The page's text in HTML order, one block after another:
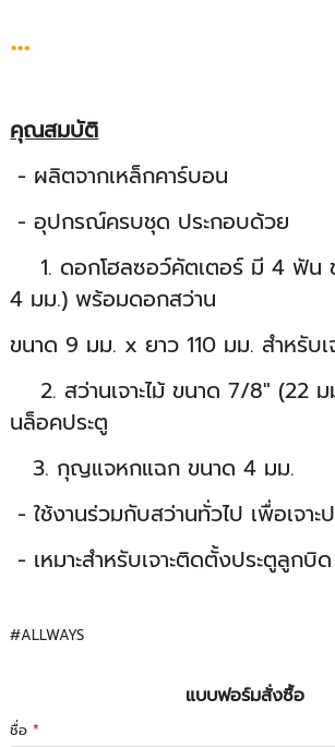
...
คุณสมบัติ
- ผลิตจากเหล็กคาร์บอน
- อุปกรณ์ครบชุด ประกอบด้วย
1. ดอกโฮลซอว์คัตเตอร์ มี 4 ฟัน
4 มม.) พร้อมดอกสว่าน
ขนาด 9 มม. x ยาว 110 มม. สำหรับเ
2. สว่านเจาะไม้ ขนาด 7/8" (22 ม
นล็อคประตู
3. กุญแจหกแฉก ขนาด 4 มม.
- ใช้งานร่วมกับสว่านทั่วไป เพื่อเจาะ
- เหมาะสำหรับเจาะติดตั้งประตูลูกบิด
#ALLWAYS
แบบฟอร์มสั่งซื้อ
ชื่อ*